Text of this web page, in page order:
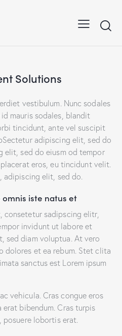
Solutions
vestibulum. Nunc sodales
mauris sodales, blandit
tincidunt, ante vel suscipit
adipiscing elit, sed do
elit, sed do eiusm od tempor
eros, eu tincidunt velit.
elit, sed do.
iste natus et
consetetur sadipscing elitr,
invidunt ut labore et
sed diam voluptua. At vero
dolores et ea rebum. Stet clita
sanctus est Lorem ipsum
vehicula. Cras congue eros
bibendum. Cras turpis
lobortis erat.